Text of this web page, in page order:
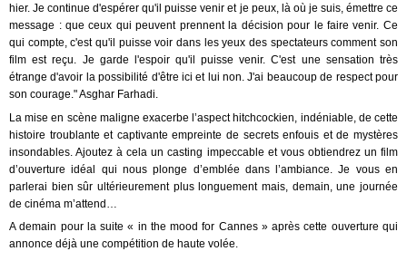
hier. Je continue d'espérer qu'il puisse venir et je peux, là où je suis, émettre ce
message : que ceux qui peuvent prennent la décision pour le faire venir. Ce
qui compte, c'est qu'il puisse voir dans les yeux des spectateurs comment son
film est reçu. Je garde l'espoir qu'il puisse venir. C'est une sensation très
étrange d'avoir la possibilité d'être ici et lui non. J'ai beaucoup de respect pour
son courage." Asghar Farhadi.
La mise en scène maligne exacerbe l’aspect hitchcockien, indéniable, de cette
histoire troublante et captivante empreinte de secrets enfouis et de mystères
insondables. Ajoutez à cela un casting impeccable et vous obtiendrez un film
d’ouverture idéal qui nous plonge d’emblée dans l’ambiance. Je vous en
parlerai bien sûr ultérieurement plus longuement mais, demain, une journée
de cinéma m’attend…
A demain pour la suite « in the mood for Cannes » après cette ouverture qui
annonce déjà une compétition de haute volée.